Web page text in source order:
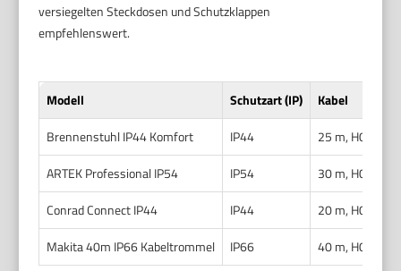
versiegelten Steckdosen und Schutzklappen
empfehlenswert.
Modell Schutzart (IP)
Kabel
Brennenstuhl IP44 Komfort
IP44
25 m, H05RR-
ARTEK Professional IP54
IP54
30 m, H07RN-
Conrad Connect IP44
IP44
20 m, H05VV-
Makita 40m IP66 Kabeltrommel
IP66 40 m, H07RN-